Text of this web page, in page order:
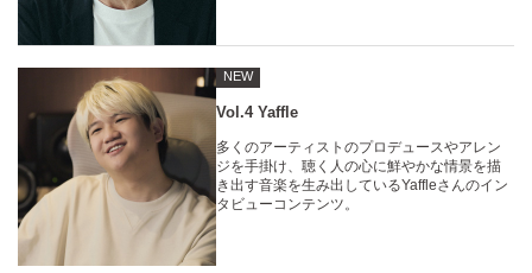
NEW
Vol.4 Yaffle
多くのアーティストのプロデュースやアレン
ジを手掛け、聴く人の心に鮮やかな情景を描
き出す音楽を生み出しているYaffleさんのイン
タビューコンテンツ。